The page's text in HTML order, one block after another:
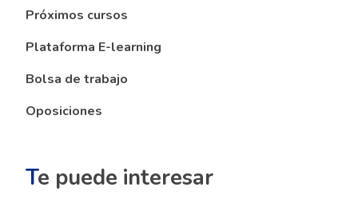
Próximos cursos
Plataforma E-learning
Bolsa de trabajo
Oposiciones
Te puede interesar